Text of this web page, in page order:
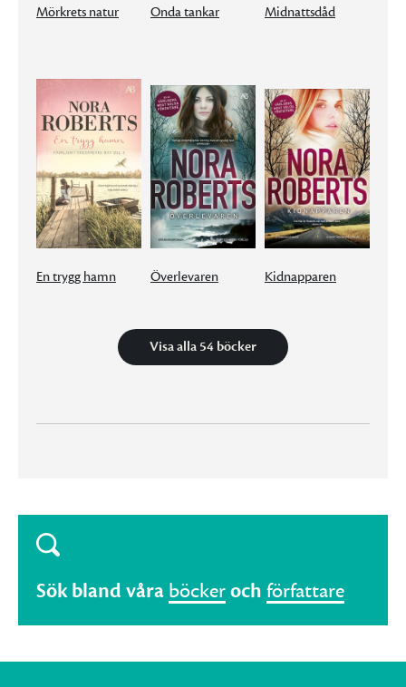
Mörkrets natur Onda tankar Midnattsdåd
En trygg hamn Överlevaren Kidnapparen
Visa alla 54 böcker
Sök bland våra böckeroch författare